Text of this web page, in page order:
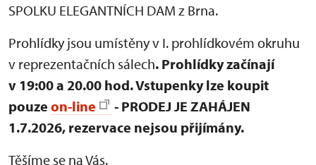
SPOLKU ELEGANTNÍCH DAM z Brna.
Prohlídky jsou umístěny v I. prohlídkovém okruhu
v reprezentačních sálech. Prohlídkyzačínají
v 19:00 a 20.00 hod.Vstupenky lze koupit
pouze on-line
- PRODEJ JE ZAHÁJEN
1.7.2026, rezervace nejsou přijímány.
Těšíme se na Vás.